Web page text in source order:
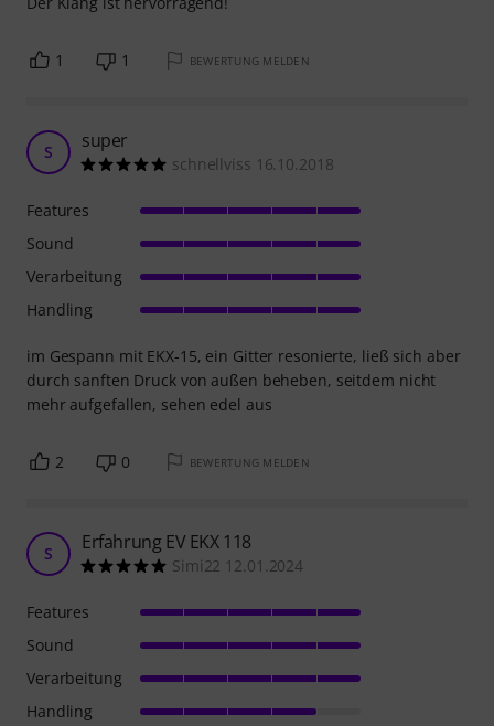
1 1 BEWERTUNG MELDEN
S super
schnellviss 16.10.2018
im Gespann mit EKX-15, ein Gitter resonierte, ließ sich aber
durch sanften Druck von außen beheben, seitdem nicht
mehr aufgefallen, sehen edel aus
Features
Sound
Verarbeitung
Handling
2 0 BEWERTUNG MELDEN
S Erfahrung EV EKX 118
Simi22 12.01.2024
Features
Sound
Verarbeitung
Handling